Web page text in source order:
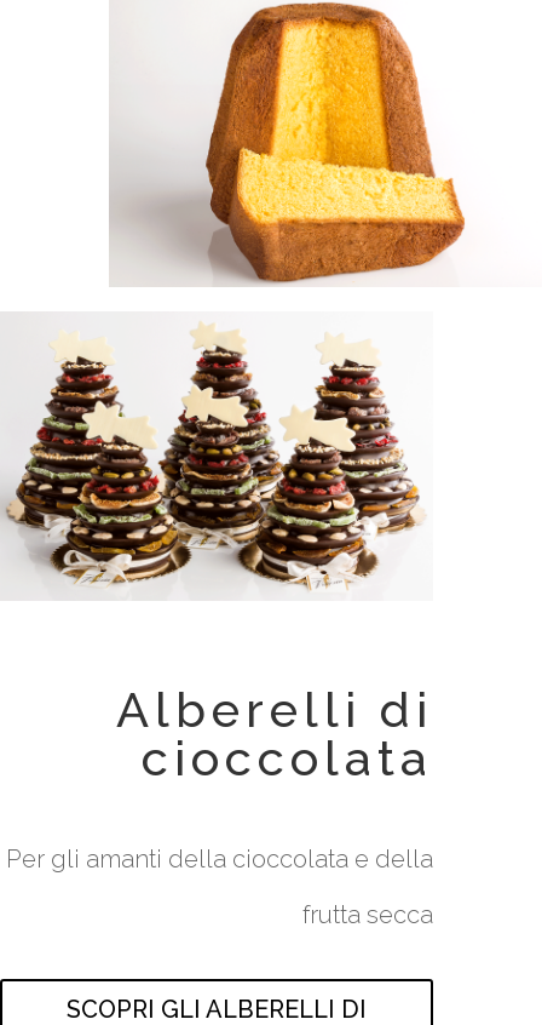
Alberelli di
cioccolata
Per gli amanti della cioccolata e della
frutta secca
SCOPRI GLI ALBERELLI DI